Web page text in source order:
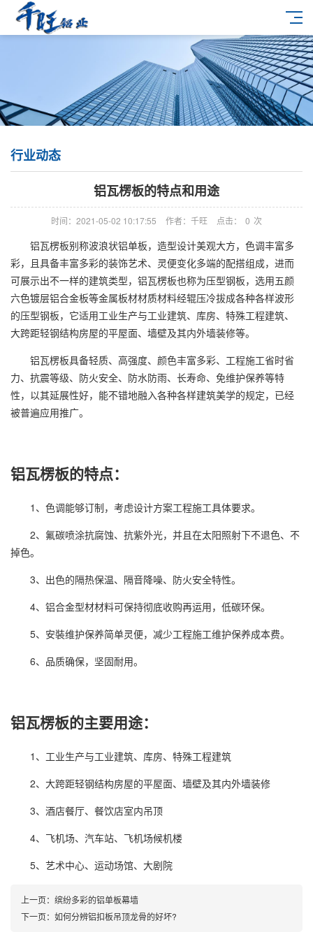
行业动态
铝瓦楞板的特点和用途
时间：2021-05-02 10:17:55 作者：千旺 点击： 0 次
铝瓦楞板别称波浪状铝单板，造型设计美观大方，色调丰富多
彩，且具备丰富多彩的装饰艺术、灵便变化多端的配搭组成，进而
可展示出不一样的建筑类型，铝瓦楞板也称为压型钢板，选用五颜
六色镀层铝合金板等金属板材材质材料经辊压冷拔成各种各样波形
的压型钢板，它适用工业生产与工业建筑、库房、特殊工程建筑、
大跨距轻钢结构房屋的平屋面、墙壁及其内外墙装修等。
铝瓦楞板具备轻质、高强度、颜色丰富多彩、工程施工省时省
力、抗震等级、防火安全、防水防雨、长寿命、免维护保养等特
性，以其延展性好，能不错地融入各种各样建筑美学的规定，已经
被普遍应用推广。
铝瓦楞板的特点：
1、色调能够订制，考虑设计方案工程施工具体要求。
2、氟碳喷涂抗腐蚀、抗紫外光，并且在太阳照射下不退色、不
掉色。
3、出色的隔热保温、隔音降噪、防火安全特性。
4、铝合金型材材料可保持彻底收购再运用，低碳环保。
5、安裝维护保养简单灵便，减少工程施工维护保养成本费。
6、品质确保，坚固耐用。
铝瓦楞板的主要用途：
1、工业生产与工业建筑、库房、特殊工程建筑
2、大跨距轻钢结构房屋的平屋面、墙壁及其内外墙装修
3、酒店餐厅、餐饮店室内吊顶
4、飞机场、汽车站、飞机场候机楼
5、艺术中心、运动场馆、大剧院
上一页： 缤纷多彩的铝单板幕墙
下一页： 如何分辨铝扣板吊顶龙骨的好坏?